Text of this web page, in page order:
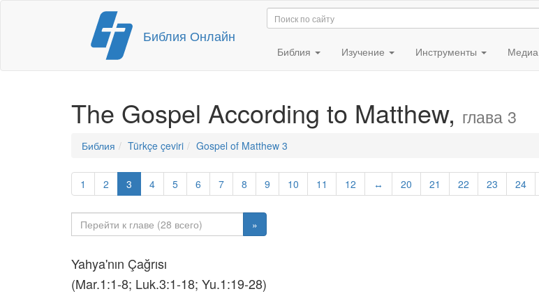
Перейти
содержимому
Библия Онлайн
Библия Изучение Инструменты Медиа
The Gospel According to Matthew, глава 3
Библия Türkçe çeviri Gospel of Matthew 3
1 2 3 4 5 6 7 8 9 10 11 12 ↔ 20 21 22 23 24
»
Yahya'nın Çağrısı
(Mar.1:1-8; Luk.3:1-18; Yu.1:19-28)